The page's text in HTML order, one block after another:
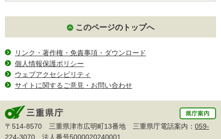
このページのトップへ
リンク・著作権・免責事項・ダウンロード
個人情報保護ポリシー
ウェブアクセシビリティ
サイトに関するご意見・お問い合わせ
〒514-8570 三重県津市広明町13番地 三重県庁電話案内： 059-
224-3070 法人番号5000020240001